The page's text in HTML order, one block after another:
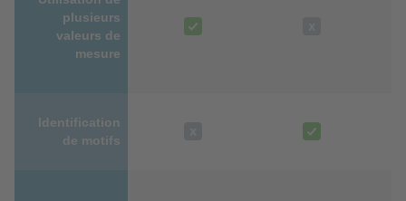
plusieurs
valeurs de
mesure
Identification
de motifs